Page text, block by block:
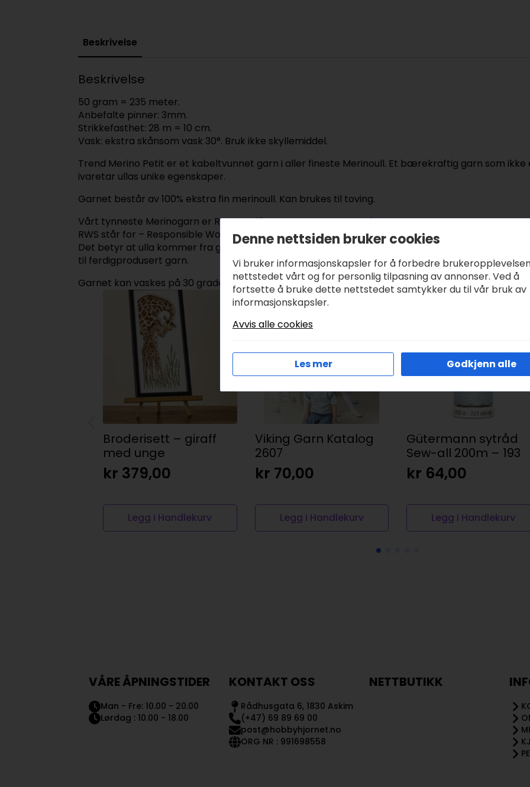
Beskrivelse
Beskrivelse
50 gram = 235 meter.
Anbefalte pinner: 3mm.
Strikkefasthet: 28 m = 10 cm.
Vask: ekstra skånsom vask 30°. Bruk ikke skyllemiddel.
Trend Merino Petit er et kabeltvunnet garn i aller fineste Merinoull. Et bærekraftig garn som
ivaretar ullas unike egenskaper.
Garnet består av 100% ekstra fin merinoull. Kan brukes til toving.
Vårt tynneste Merinogarn er RWS sertifisert og OEKO-TEX merket.
RWS står for – Responsible Wool Standard.
Det betyr at ulla kommer fra gårder der mulesing er forbudt, og at det da garanterer for
til ferdigprodusert garn.
Garnet kan vaskes på 30 grader ullprogram med perfekt resultat.
Broderisett – giraff
med unge
kr 379,00
Legg I Handlekurv
Viking Garn Katalog
2607
kr 70,00
Legg I Handlekurv
Gütermann sytråd
Sew-all 200m – 193
kr 64,00
Legg I Handlekurv
VÅRE ÅPNINGSTIDER
Man - Fre: 10.00 - 20.00
Lørdag : 10.00 - 18.00
KONTAKT OSS
Rådhusgata 6, 1830 Askim
(+47) 69 89 69 00
post@hobbyhjornet.no
ORG NR : 991698558
NETTBUTIKK
Denne nettsiden bruker cookies
Vi bruker informasjonskapsler for å forbedre
nettstedet vårt og for personlig tilpasning av annonser. Ved å
fortsette å bruke dette nettstedet samtykker du til vår bruk av
informasjonskapsler.
Avvis alle cookies
Les mer Godkjenn alle